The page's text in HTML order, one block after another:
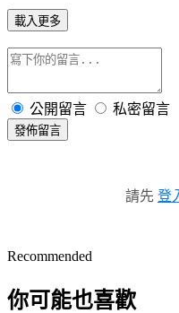
載入更多
公開留言 私密留言
發佈留言
請先 登
Recommended
你可能也喜歡